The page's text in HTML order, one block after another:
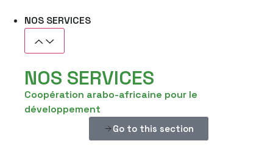
NOS SERVICES
NOS SERVICES
Coopération arabo-africaine pour le
développement
Go to this section